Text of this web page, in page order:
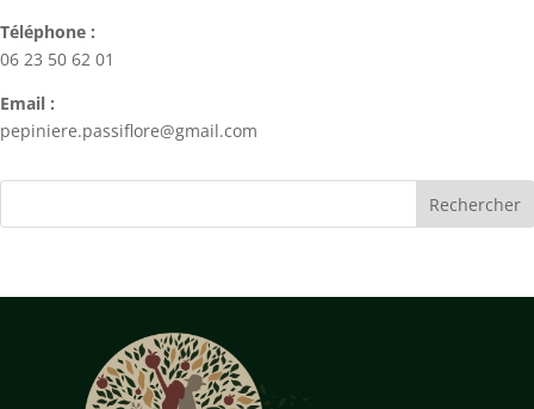
Téléphone :
06 23 50 62 01
Email :
pepiniere.passiflore@gmail.com